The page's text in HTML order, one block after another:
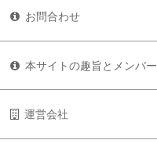
お問合わせ
本サイトの趣旨とメンバー
運営会社